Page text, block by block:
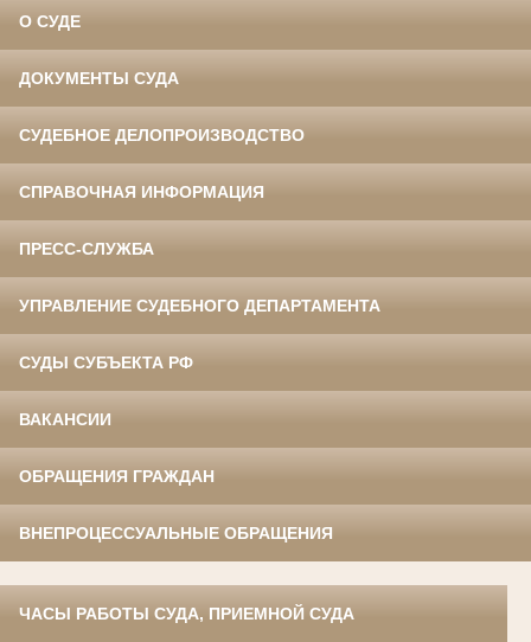
О СУДЕ
ДОКУМЕНТЫ СУДА
СУДЕБНОЕ ДЕЛОПРОИЗВОДСТВО
СПРАВОЧНАЯ ИНФОРМАЦИЯ
ПРЕСС-СЛУЖБА
УПРАВЛЕНИЕ СУДЕБНОГО ДЕПАРТАМЕНТА
СУДЫ СУБЪЕКТА РФ
ВАКАНСИИ
ОБРАЩЕНИЯ ГРАЖДАН
ВНЕПРОЦЕССУАЛЬНЫЕ ОБРАЩЕНИЯ
ЧАСЫ РАБОТЫ СУДА, ПРИЕМНОЙ СУДА